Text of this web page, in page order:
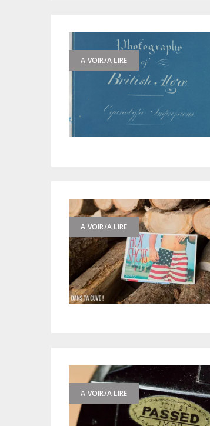
A VOIR/A LIRE
A VOIR/A LIRE
A VOIR/A LIRE